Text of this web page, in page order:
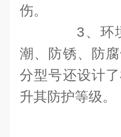
伤。
3、环境
潮、防锈、防
分型号还设计
升其防护等级。